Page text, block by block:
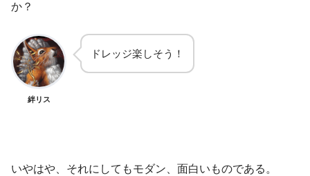
か？
絆リス
ドレッジ楽しそう！
いやはや、それにしてもモダン、面白いものである。